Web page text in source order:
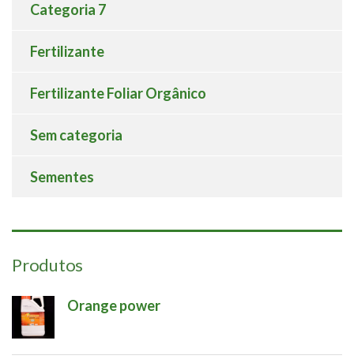
Categoria 7
Fertilizante
Fertilizante Foliar Orgânico
Sem categoria
Sementes
Produtos
Orange power